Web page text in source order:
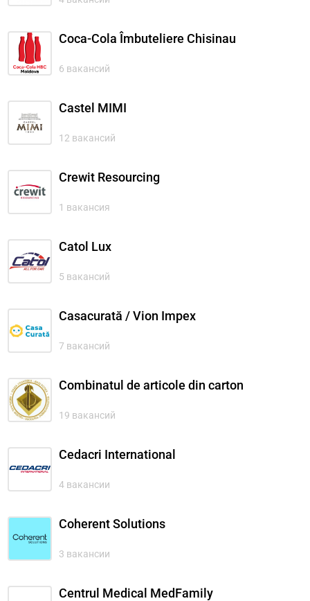
Coca-Cola Îmbuteliere Chisinau
6 вакансий
Castel MIMI
12 вакансий
Crewit Resourcing
1 вакансия
Catol Lux
5 вакансий
Casacurată / Vion Impex
7 вакансий
Combinatul de articole din carton
19 вакансий
Cedacri International
4 вакансии
Coherent Solutions
3 вакансии
Centrul Medical MedFamily